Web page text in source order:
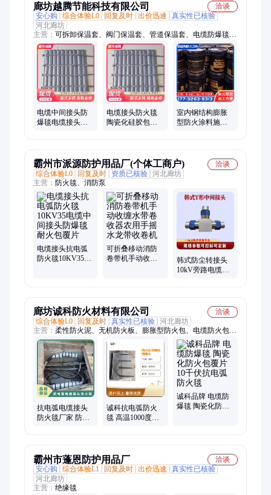
廊坊越腾节能科技有限公司
洽谈
安心购
综合体验L0 回复及时 出价迅速
真实性已核验
河北廊坊
主营： 可拆卸保温套、阀门保温套、管道保温套、电缆防爆毯、
电缆接头包袱片、钢结构防火涂料、非膨胀型防火涂料、膨胀型
防火涂料、执行器保温套、高温隔热罩、防火涂料、执行器防火
罩、可拆卸阀门保温套
电缆中间接头防
爆毯电缆接头防
电缆接头防火毯
陶瓷化硅胶包覆
室内钢结构膨胀
型防火涂料施工
霸州市派源防护用品厂(个体工商户)
洽谈
综合体验L0
回复及时 资质已核验 河北廊坊
主营： 防火毯、消防泵
电缆接头抗电弧
防火毯10KV35电
可折叠移动消防
卷带机手动收缠
韩式防尘转接头
10kV旁路电缆自
廊坊诚科防火材料有限公司
洽谈
综合体验L0
回复及时 真实性已核验 河北廊坊
主营： 柔性防火泥、无机防火板、膨胀型防火包、电缆防火包、
电缆防火涂料、3m电缆防火胶带、防火绝缘胶带、10米长防火
包带、孔洞封堵防火泥
抗电弧电缆接头
防火毯厂家 防爆
诚科抗电弧防火
毯 高温1000度耐
诚科品牌 电缆防
爆毯 陶瓷化防火
霸州市蓬恩防护用品厂
洽谈
安心购
综合体验L1 回复及时 出价迅速
真实性已核验
河北廊坊
主营： 绝缘毯